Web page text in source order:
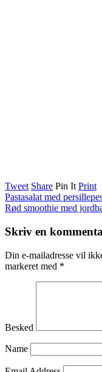
Tweet Share Pin It Print
Pastasalat med
Rød smoothie med
Skriv en
Din e-mailadresse vil
markeret med *
Besked
Name